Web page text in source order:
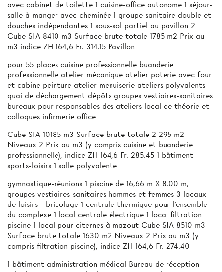
avec cabinet de toilette 1 cuisine-office autonome 1 séjour-
salle à manger avec cheminée 1 groupe sanitaire double et
douches indépendantes 1 sous-sol partiel au pavillon 2
Cube SIA 8410 m3 Surface brute totale 1785 m2 Prix au
m3 indice ZH 164,6 Fr. 314.15 Pavillon
pour 55 places cuisine professionnelle buanderie
professionnelle atelier mécanique atelier poterie avec four
et cabine peinture atelier menuiserie ateliers polyvalents
quai de déchargement dépôts groupes vestiaires-sanitaires
bureaux pour responsables des ateliers local de théorie et
colloques infirmerie office
Cube SIA 10185 m3 Surface brute totale 2 295 m2
Niveaux 2 Prix au m3 (y compris cuisine et buanderie
professionnelle), indice ZH 164,6 Fr. 285.45 1 bâtiment
sports-loisirs 1 salle polyvalente
gymnastique-réunions 1 piscine de 16,66 m X 8,00 m,
groupes vestiaires-sanitaires hommes et femmes 3 locaux
de loisirs - bricolage 1 centrale thermique pour l’ensemble
du complexe 1 local centrale électrique 1 local filtration
piscine 1 local pour citernes à mazout Cube SIA 8510 m3
Surface brute totale 1630 m2 Niveaux 2 Prix au m3 (y
compris filtration piscine), indice ZH 164,6 Fr. 274.40
1 bâtiment administration médical Bureau de réception